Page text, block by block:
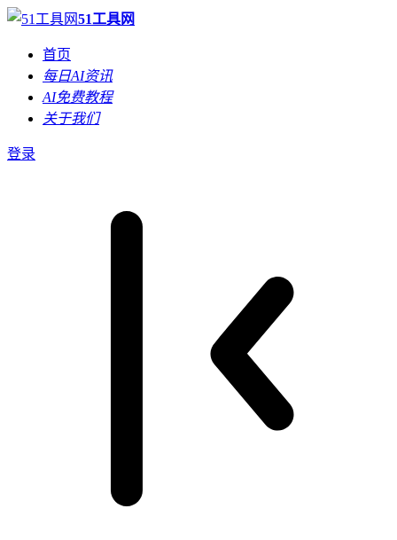
51工具网
首页
每日AI资讯
AI免费教程
关于我们
登录